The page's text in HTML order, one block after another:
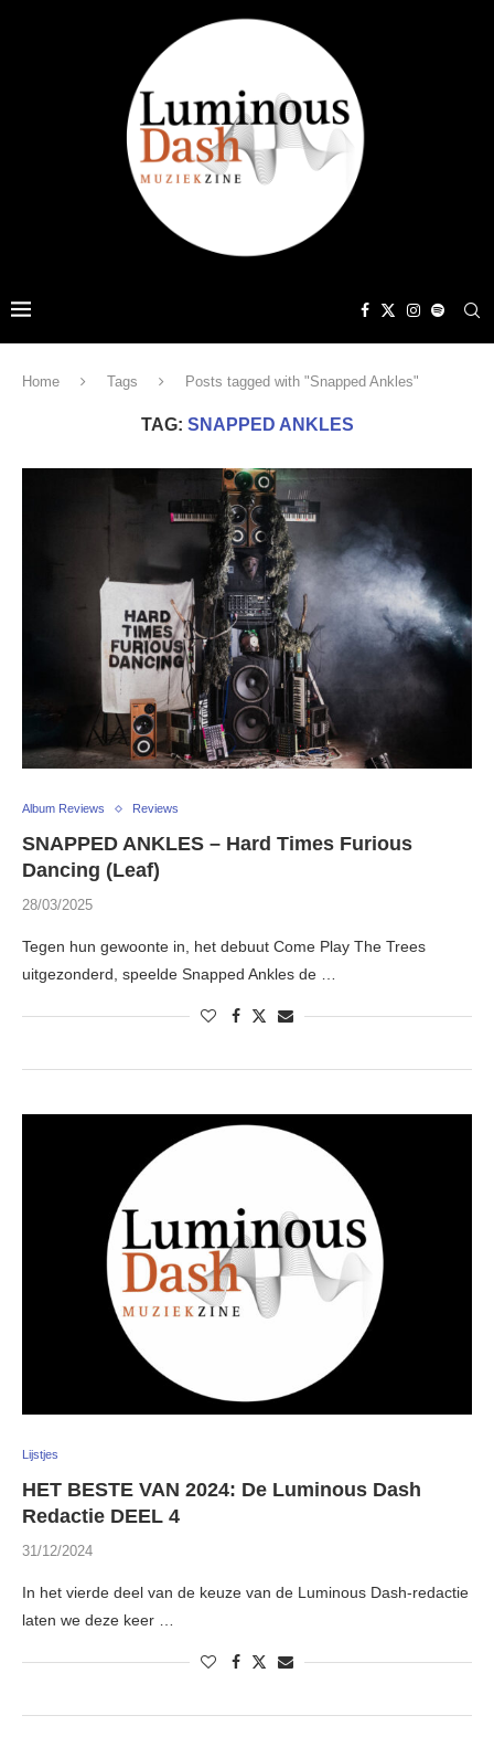
Home Tags Posts tagged with "Snapped Ankles"
TAG: SNAPPED ANKLES
Album Reviews Reviews
SNAPPED ANKLES – Hard Times Furious
Dancing (Leaf)
28/03/2025
Tegen hun gewoonte in, het debuut Come Play The Trees
uitgezonderd, speelde Snapped Ankles de …
Lijstjes
HET BESTE VAN 2024: De Luminous Dash
Redactie DEEL 4
31/12/2024
In het vierde deel van de keuze van de Luminous Dash-redactie
laten we deze keer …